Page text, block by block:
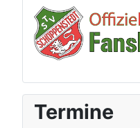
Termine